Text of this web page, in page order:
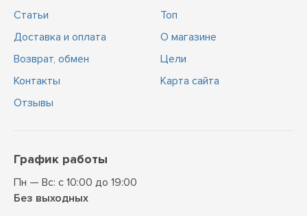
Статьи
Доставка и оплата
Возврат, обмен
Контакты
Отзывы
Топ
О магазине
Цели
Карта сайта
График работы
Пн — Вс: с 10:00 до 19:00
Без выходных